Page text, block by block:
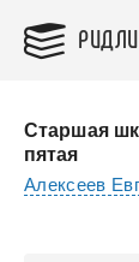
РИДЛИ
Старшая
пятая
Алексеев